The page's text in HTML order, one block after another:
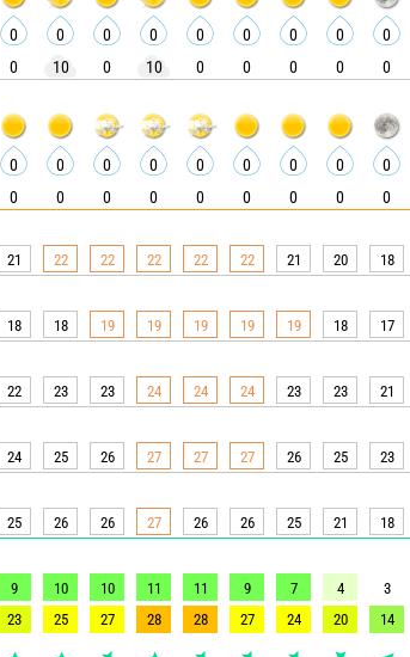
0 0 0 0 0 0 0 0 0
0 10 0 10 0 0 0 0 0
0 0 0 0 0 0 0 0 0
0 0 0 0 0 0 0 0 0
21 22 22 22 22 22 21 20 18
18 18 19 19 19 19 19 18 17
22 23 23 24 24 24 23 23 21
24 25 26 27 27 27 26 25 23
25 26 26 27 26 26 25 21 18
9 10 10 11 11 9 7 4 3
23 25 27 28 28 27 24 20 14